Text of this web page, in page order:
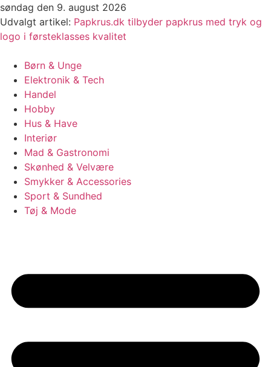
Videre
til
indhold
søndag den 9. august 2026
Udvalgt artikel: Papkrus.dk tilbyder papkrus med tryk og
logo i førsteklasses kvalitet
Børn & Unge
Elektronik & Tech
Handel
Hobby
Hus & Have
Interiør
Mad & Gastronomi
Skønhed & Velvære
Smykker & Accessories
Sport & Sundhed
Tøj & Mode